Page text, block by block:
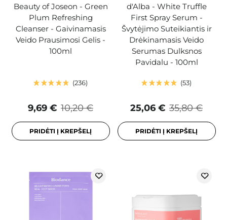
Beauty of Joseon - Green
Plum Refreshing
Cleanser - Gaivinamasis
Veido Prausimosi Gelis -
100ml
236
10,20 €
9,69 €
PRIDĖTI Į KREPŠELĮ
d'Alba - White Truffle
First Spray Serum -
Švytėjimo Suteikiantis ir
Drėkinamasis Veido
Serumas Dulksnos
Pavidalu - 100ml
53
35,80 €
25,06 €
PRIDĖTI Į KREPŠELĮ